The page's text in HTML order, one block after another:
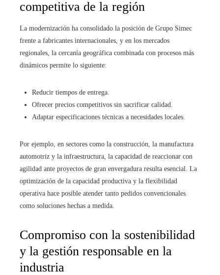
competitiva de la región
La modernización ha consolidado la posición de Grupo Simec
frente a fabricantes internacionales, y en los mercados
regionales, la cercanía geográfica combinada con procesos más
dinámicos permite lo siguiente:
Reducir tiempos de entrega.
Ofrecer precios competitivos sin sacrificar calidad.
Adaptar especificaciones técnicas a necesidades locales.
Por ejemplo, en sectores como la construcción, la manufactura
automotriz y la infraestructura, la capacidad de reaccionar con
agilidad ante proyectos de gran envergadura resulta esencial. La
optimización de la capacidad productiva y la flexibilidad
operativa hace posible atender tanto pedidos convencionales
como soluciones hechas a medida.
Compromiso con la sostenibilidad
y la gestión responsable en la
industria